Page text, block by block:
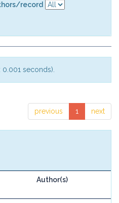
record
0.001 seconds).
previous 1 next
Author(s)